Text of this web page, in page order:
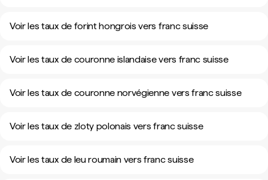
Voir les taux de forint hongrois vers franc suisse
Voir les taux de couronne islandaise vers franc suisse
Voir les taux de couronne norvégienne vers franc suisse
Voir les taux de zloty polonais vers franc suisse
Voir les taux de leu roumain vers franc suisse